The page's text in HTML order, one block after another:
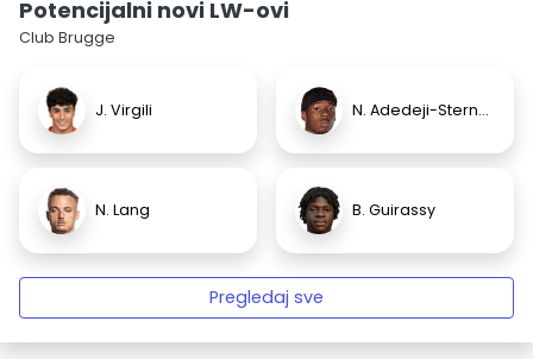
Potencijalni novi LW-ovi
Club Brugge
J. Virgili N. Adedeji-Sternberg
N. Lang B. Guirassy
Pregledaj sve